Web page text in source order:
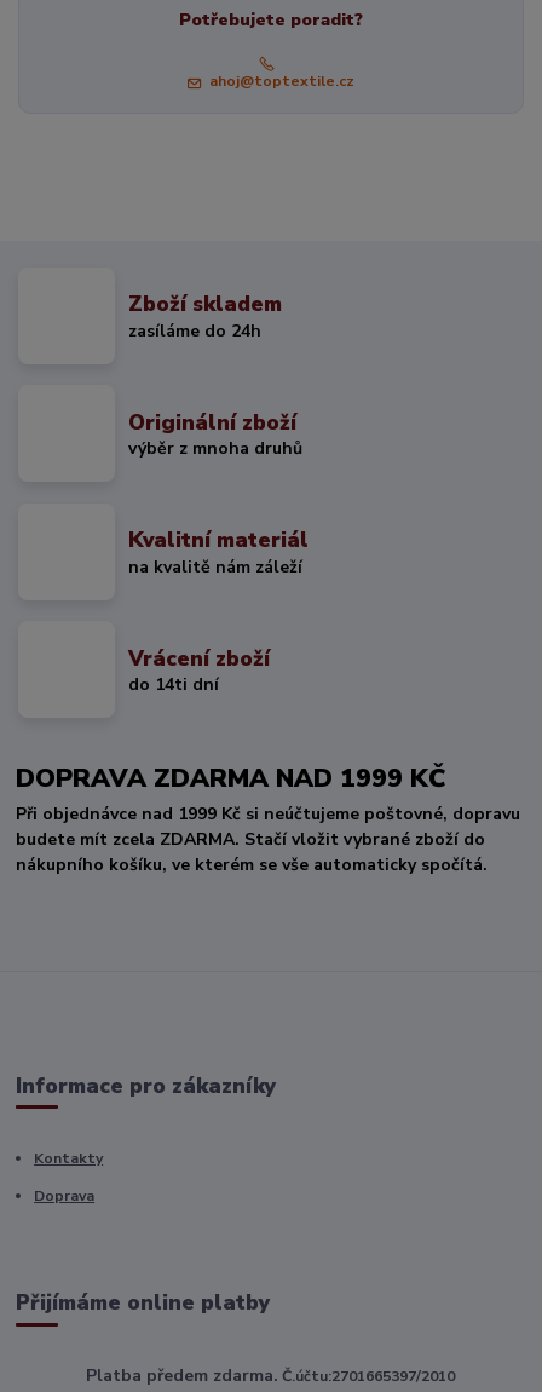
Potřebujete poradit?
ahoj@toptextile.cz
Zboží skladem
zasíláme do 24h
Originální zboží
výběr z mnoha druhů
Kvalitní materiál
na kvalitě nám záleží
Vrácení zboží
do 14ti dní
DOPRAVA ZDARMA NAD 1999 KČ
Při objednávce nad 1999 Kč si neúčtujeme poštovné, dopravu
budete mít zcela ZDARMA. Stačí vložit vybrané zboží do
nákupního košíku, ve kterém se vše automaticky spočítá.
Informace pro zákazníky
Kontakty
Doprava
Přijímáme online platby
Platba předem zdarma. Č.účtu:2701665397/2010